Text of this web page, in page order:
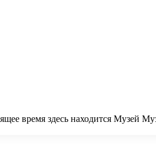
время здесь находится Музей